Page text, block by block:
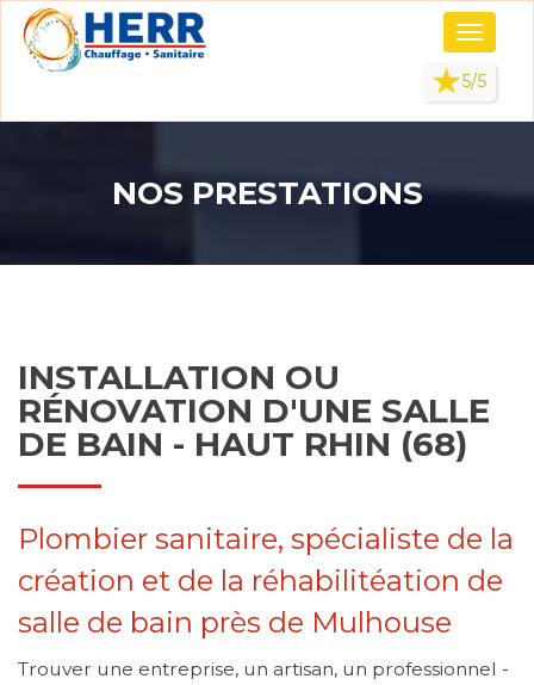
5/5
Toggle
NOS PRESTATIONS
INSTALLATION OU
RÉNOVATION D'UNE SALLE
DE BAIN - HAUT RHIN (68)
Plombier sanitaire, spécialiste de la
création et de la réhabilitéation de
salle de bain près de Mulhouse
Trouver une entreprise, un artisan, un professionnel -
Panneau de gestion des cookies